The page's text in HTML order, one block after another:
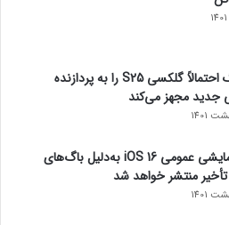
سامسونگ احتمالاً گلکسی S25 را به پردازنده
جدید مجهز می‌کند
نسخه آزمایشی عمومی iOS 16 به‌دلیل باگ‌های
منتشر خواهد شد